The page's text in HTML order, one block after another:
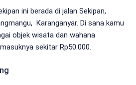
ini berada di jalan Sekipan,
Karanganyar. Di sana kamu
objek wisata dan wahana
sekitar Rp50.000.